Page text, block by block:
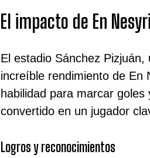
El impacto de En
El estadio Sánchez
increíble rendimiento de En
habilidad para marcar
convertido en un jugador
Logros y reconocimientos